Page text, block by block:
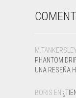
PHANTOM
UNA RESEÑA
BORIS EN